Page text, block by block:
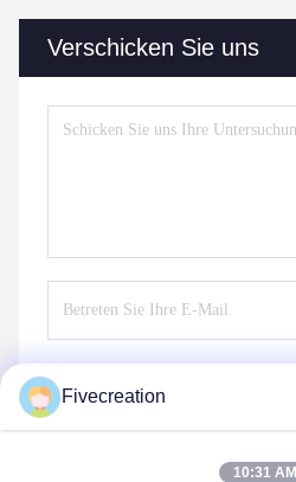
Verschicken Sie uns
Fivecreation
10:31 AM